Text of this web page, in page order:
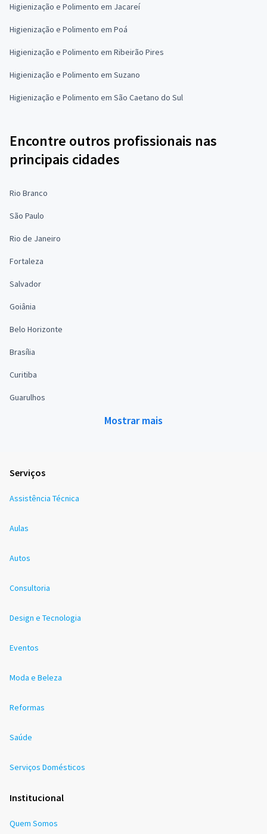
Higienização e Polimento em Jacareí
Higienização e Polimento em Poá
Higienização e Polimento em Ribeirão Pires
Higienização e Polimento em Suzano
Higienização e Polimento em São Caetano do Sul
Encontre outros profissionais nas
principais cidades
Rio Branco
São Paulo
Rio de Janeiro
Fortaleza
Salvador
Goiânia
Belo Horizonte
Brasília
Curitiba
Guarulhos
Mostrar mais
Serviços
Assistência Técnica
Aulas
Autos
Consultoria
Design e Tecnologia
Eventos
Moda e Beleza
Reformas
Saúde
Serviços Domésticos
Institucional
Quem Somos